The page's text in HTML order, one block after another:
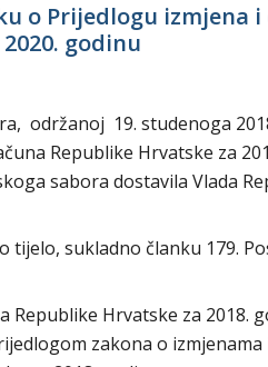
o Prijedlogu izmjena
godinu
održanoj 19. studenoga
Republike Hrvatske za
sabora dostavila Vlada
sukladno članku 179.
Hrvatske za 2018.
zakona o